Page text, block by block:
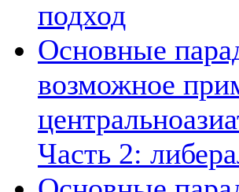
подход
Основные
возможное
Часть 2: